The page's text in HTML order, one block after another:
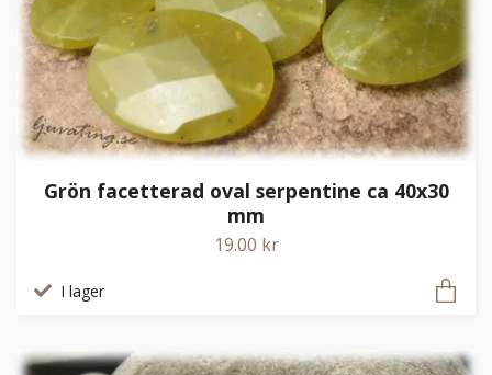
Grön facetterad oval serpentine ca 40x30
mm
19.00 kr
I lager